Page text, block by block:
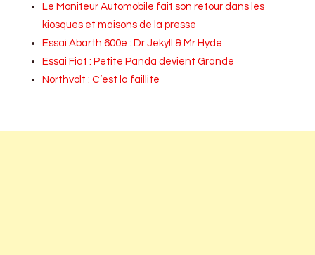
Le Moniteur Automobile fait son retour dans les
kiosques et maisons de la presse
Essai Abarth 600e : Dr Jekyll & Mr Hyde
Essai Fiat : Petite Panda devient Grande
Northvolt : C’est la faillite